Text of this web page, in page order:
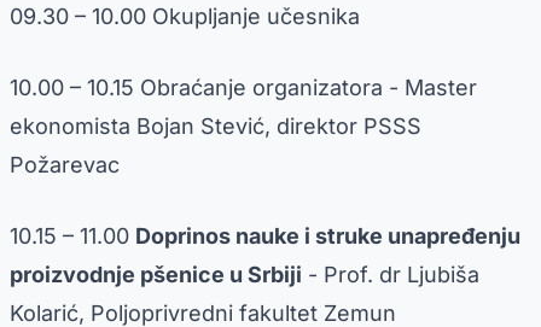
09.30 – 10.00 Okupljanje učesnika
10.00 – 10.15 Obraćanje organizatora - Master
ekonomista Bojan Stević, direktor PSSS
Požarevac
10.15 – 11.00 Doprinos nauke i struke unapređenju
proizvodnje pšenice u Srbiji - Prof. dr Ljubiša
Kolarić, Poljoprivredni fakultet Zemun